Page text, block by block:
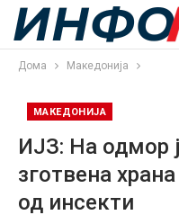
Дома Македонија
МАКЕДОНИЈА
ИЈЗ: На одмор
зготвена
од инсекти